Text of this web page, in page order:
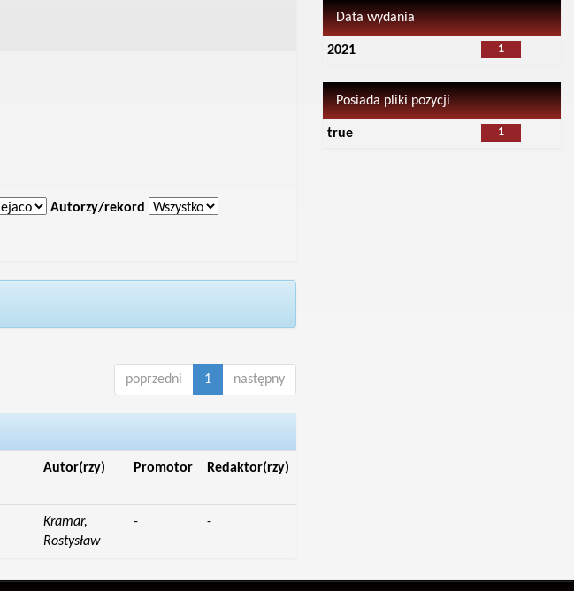
Autorzy/rekord
poprzedni 1 następny
Autor(rzy) Promotor Redaktor(rzy)
Kramar,
Rostysław
- -
Data wydania
1
2021
Posiada pliki pozycji
1
true